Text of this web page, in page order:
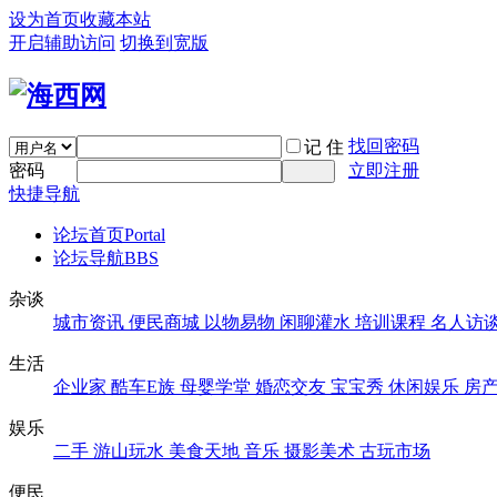
设为首页收藏本站
开启辅助访问 切换到宽版
记 住 找回密码
密码
立即注册
快捷导航
论坛首页Portal
论坛导航BBS
杂谈
城市资讯 便民商城 以物易物 闲聊灌水 培训课程 名人访
生活
企业家 酷车E族 母婴学堂 婚恋交友 宝宝秀 休闲娱乐 房
娱乐
二手 游山玩水 美食天地 音乐 摄影美术 古玩市场
便民